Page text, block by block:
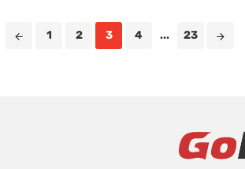
1 2 3 4 ... 23